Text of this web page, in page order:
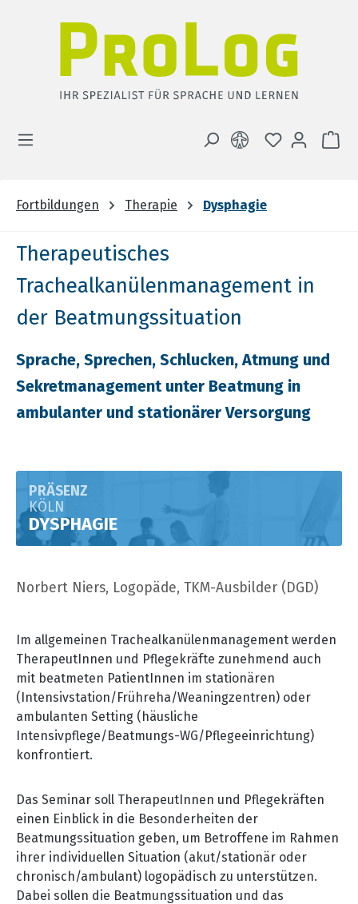
DU HAST 0
Fortbildungen Therapie Dysphagie
Therapeutisches
Trachealkanülenmanagement in
der Beatmungssituation
Sprache, Sprechen, Schlucken, Atmung und
Sekretmanagement unter Beatmung in
ambulanter und stationärer Versorgung
PRÄSENZ
KÖLN
DYSPHAGIE
Norbert Niers, Logopäde, TKM-Ausbilder (DGD)
Im allgemeinen Trachealkanülenmanagement werden
TherapeutInnen und Pflegekräfte zunehmend auch
mit beatmeten PatientInnen im stationären
(Intensivstation/Frühreha/Weaningzentren) oder
ambulanten Setting (häusliche
Intensivpflege/Beatmungs-WG/Pflegeeinrichtung)
konfrontiert.
Das Seminar soll TherapeutInnen und Pflegekräften
einen Einblick in die Besonderheiten der
Beatmungssituation geben, um Betroffene im Rahmen
ihrer individuellen Situation (akut/stationär oder
chronisch/ambulant) logopädisch zu unterstützen.
Dabei sollen die Beatmungssituation und das